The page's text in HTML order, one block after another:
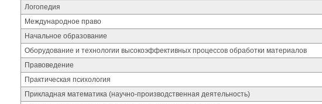
Логопедия
Международное право
Начальное образование
Оборудование и технологии высокоэффективных процессов обработки материалов
Правоведение
Практическая психология
Прикладная математика (научно-производственная деятельность)